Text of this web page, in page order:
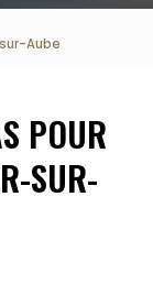
Aube
POUR
SUR-